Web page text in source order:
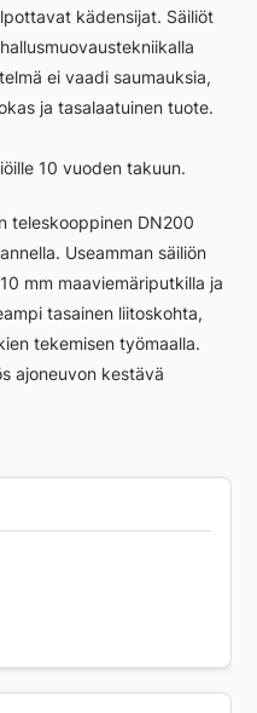
kädensijat. Säiliöt
ei vaadi saumauksia,
ja tasalaatuinen tuote.
10 vuoden takuun.
teleskooppinen DN200
Useamman säiliön
mm maaviemäriputkilla ja
tasainen liitoskohta,
tekemisen työmaalla.
ajoneuvon kestävä